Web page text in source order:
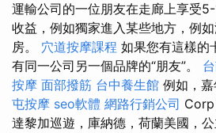
運輸公司的一位朋友在走廊上享受
收益，例如獨家進入某些地方，例
房。 穴道按摩課程 如果您有這樣的
有同一公司另一個品牌的“朋友”。
按摩 面部撥筋 台中養生館 例如，
屯按摩 seo軟體 網路行銷公司 Corp
達黎加巡遊，庫納德，荷蘭美國，公